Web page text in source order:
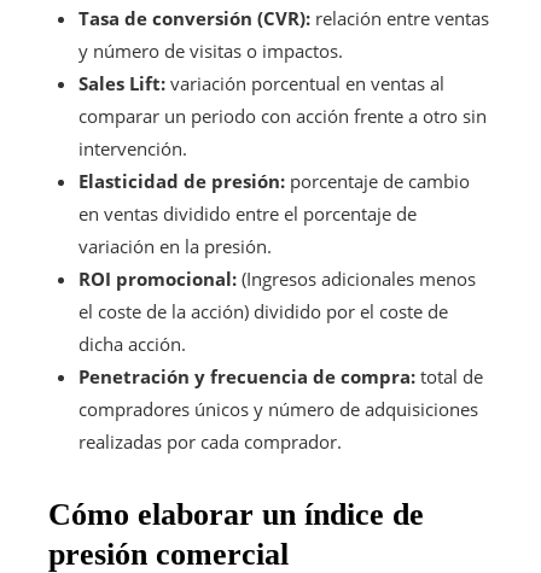
Tasa de conversión (CVR): relación entre ventas
y número de visitas o impactos.
Sales Lift: variación porcentual en ventas al
comparar un periodo con acción frente a otro sin
intervención.
Elasticidad de presión: porcentaje de cambio
en ventas dividido entre el porcentaje de
variación en la presión.
ROI promocional: (Ingresos adicionales menos
el coste de la acción) dividido por el coste de
dicha acción.
Penetración y frecuencia de compra: total de
compradores únicos y número de adquisiciones
realizadas por cada comprador.
Cómo elaborar un índice de
presión comercial